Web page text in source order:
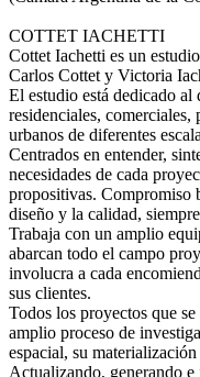
COTTET IACHETTI
Cottet Iachetti es un
Carlos Cottet y Victoria
El estudio está dedicado
residenciales,
urbanos de diferentes
Centrados en entender,
necesidades de cada
propositivas. Compromiso
diseño y la calidad,
Trabaja con un amplio
abarcan todo el campo
involucra a cada
sus clientes.
Todos los proyectos que
amplio proceso de
espacial, su
Actualizando, generando